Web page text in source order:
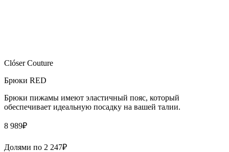
Clóser Couture
Брюки RED
Брюки пижамы имеют эластичный пояс, который
обеспечивает идеальную посадку на вашей талии.
8 989₽
Долями по 2 247₽